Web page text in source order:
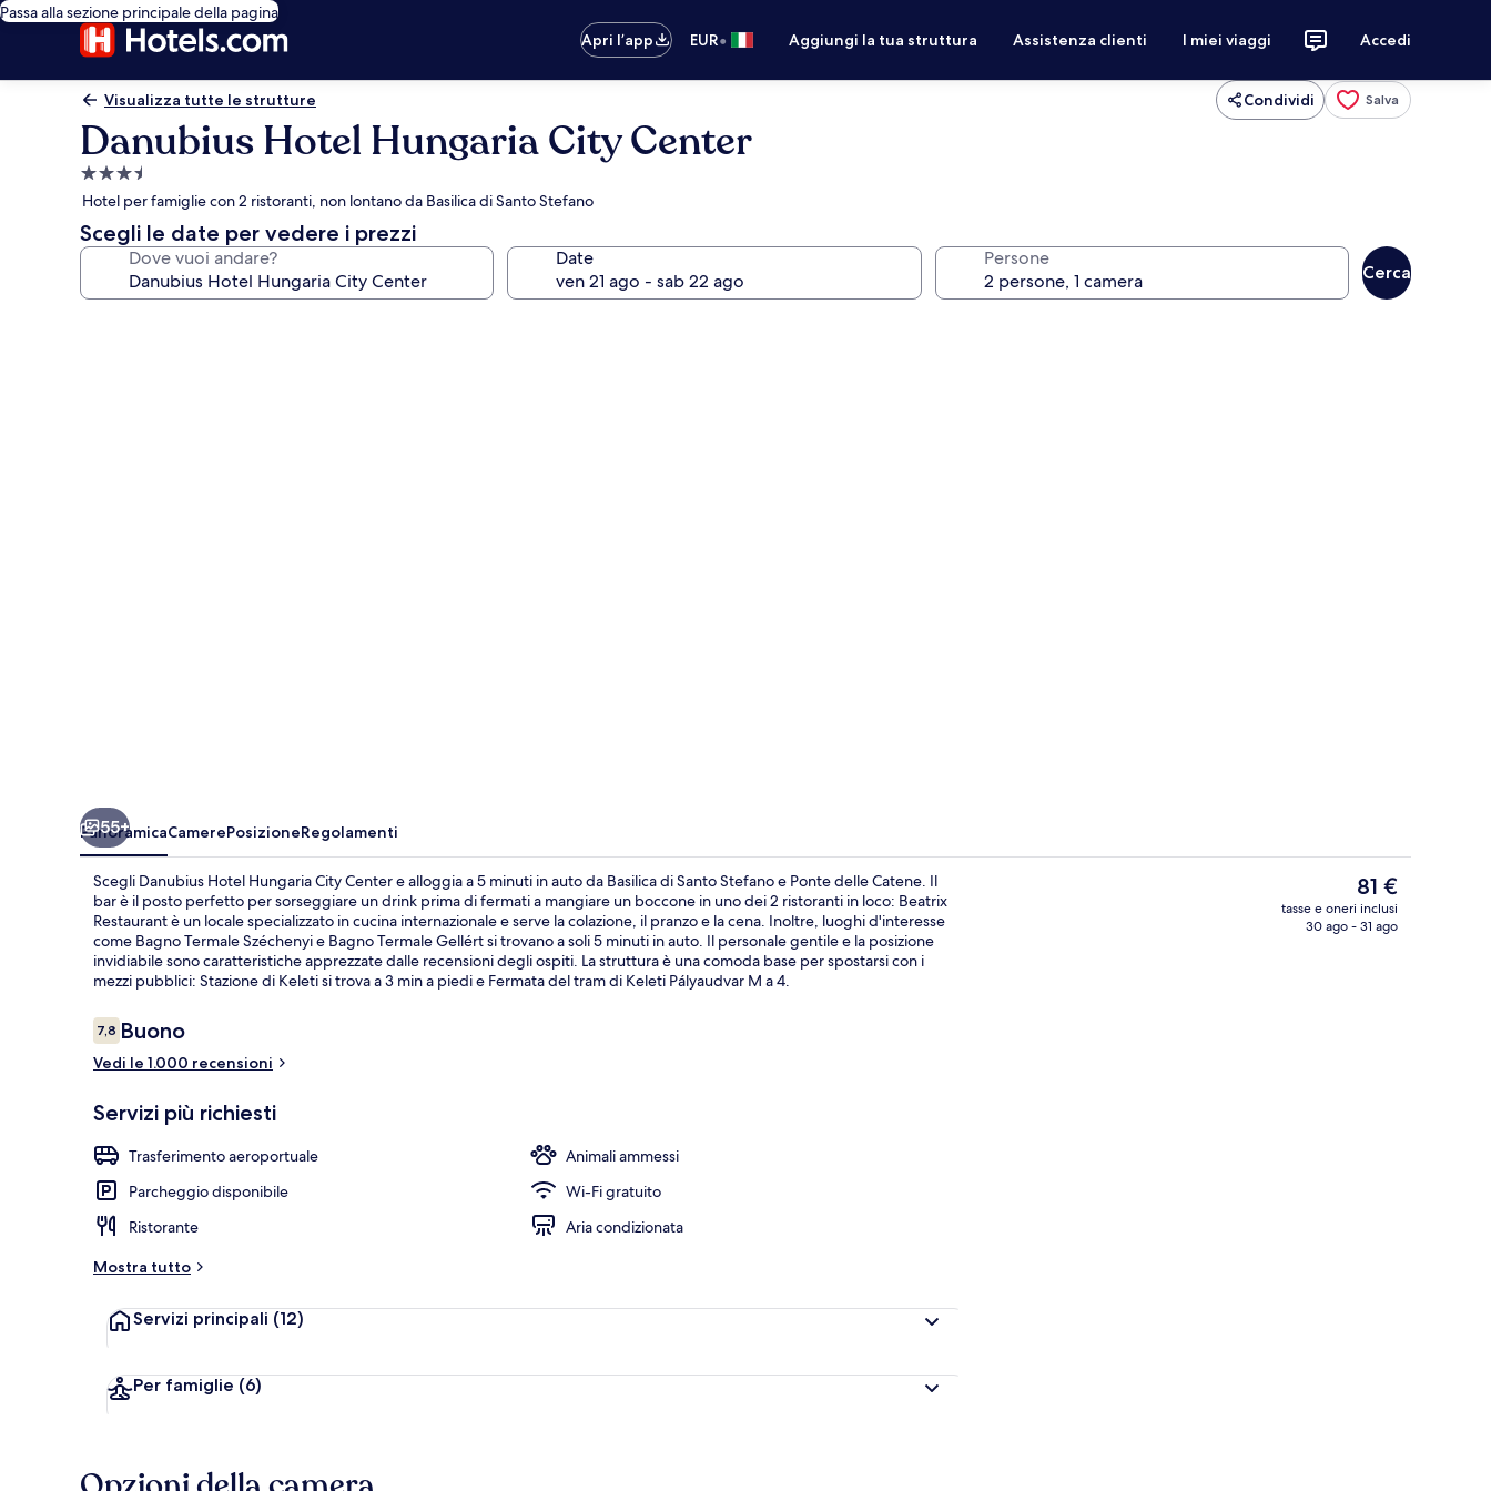
Passa alla sezione principale della pagina
Apri l’app
EUR• Aggiungi la tua struttura Assistenza clienti I miei viaggi Accedi
Visualizza tutte le strutture Condividi Salva
Danubius Hotel Hungaria City Center
Struttura
a
3.5
stelle
Hotel per famiglie con 2 ristoranti, non lontano da Basilica di Santo Stefano
Scegli le date per vedere i prezzi
Dove vuoi andare? Date Persone
Cerca
Hall
55+
PanoramicaCamerePosizioneRegolamenti
Scegli Danubius Hotel Hungaria City Center e alloggia a 5 minuti in auto da Basilica di Santo Stefano e Ponte delle Catene. Il
bar è il posto perfetto per sorseggiare un drink prima di fermati a mangiare un boccone in uno dei 2 ristoranti in loco: Beatrix
Restaurant è un locale specializzato in cucina internazionale e serve la colazione, il pranzo e la cena. Inoltre, luoghi d'interesse
come Bagno Termale Széchenyi e Bagno Termale Gellért si trovano a soli 5 minuti in auto. Il personale gentile e la posizione
invidiabile sono caratteristiche apprezzate dalle recensioni degli ospiti. La struttura è una comoda base per spostarsi con i
mezzi pubblici: Stazione di Keleti si trova a 3 min a piedi e Fermata del tram di Keleti Pályaudvar M a 4.
Recensioni
7,87,8 su 10
Buono
Vedi le 1.000 recensioni
Servizi più richiesti
Trasferimento aeroportuale
Animali ammessi
Parcheggio disponibile
Wi-Fi gratuito
Ristorante
Aria condizionata
Mostra tutto
Servizi principali (12)
Per famiglie (6)
Il
prezzo
attuale
81 €
tasse e oneri inclusi
30 ago - 31 ago